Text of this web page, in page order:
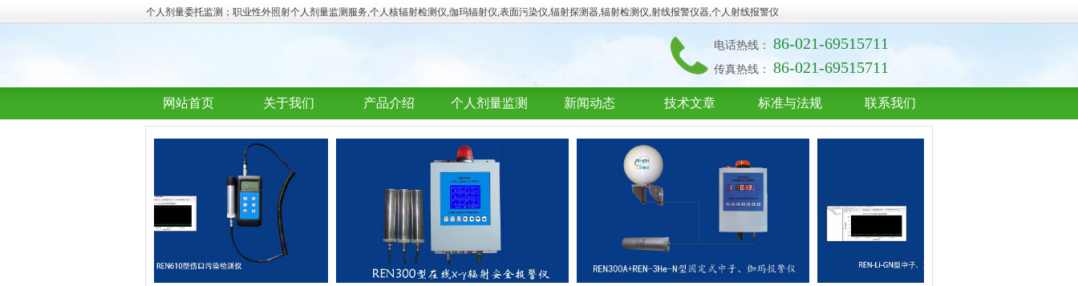
个人剂量委托监测；职业性外照射个人剂量监测服务,个人核辐射检测仪,伽玛辐射仪,表面污染仪,辐射探测器,辐射检测仪,射线报警仪器,个人射线报警仪
电话热线： 86-021-69515711
传真热线： 86-021-69515711
网站首页 关于我们 产品介绍 个人剂量监测 新闻动态 技术文章 标准与法规 联系我们